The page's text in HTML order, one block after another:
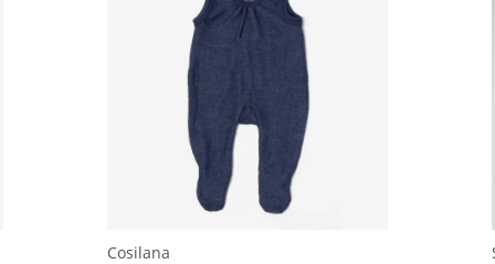
Cosilana